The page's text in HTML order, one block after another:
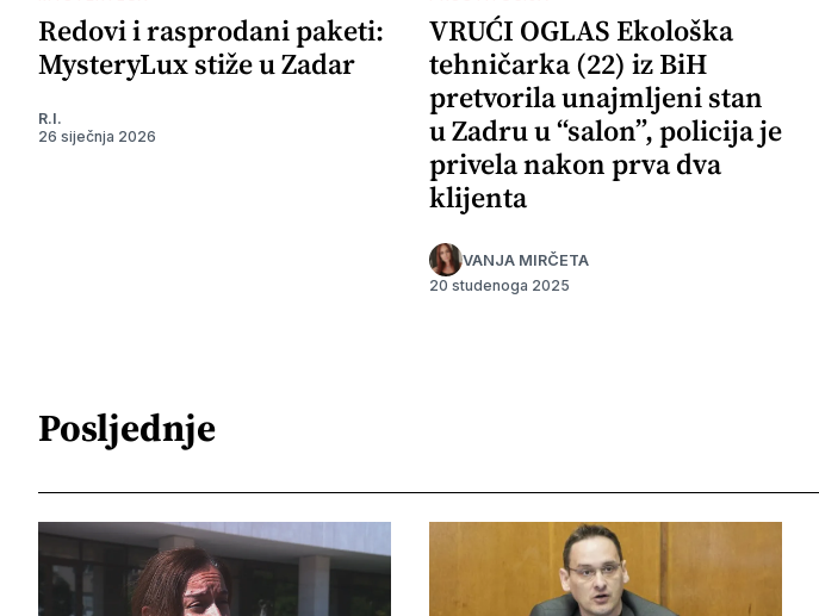
Redovi i rasprodani paketi:
MysteryLux stiže u Zadar
R.I.
26 siječnja 2026
VRUĆI OGLAS Ekološka
tehničarka (22) iz BiH
pretvorila unajmljeni stan
u Zadru u “salon”, policija je
privela nakon prva dva
klijenta
VANJA MIRČETA
20 studenoga 2025
Posljednje